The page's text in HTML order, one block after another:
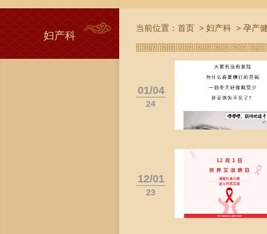
妇产科
当前位置： 首页 > 妇产科 > 孕产
01/04
24
12/01
23